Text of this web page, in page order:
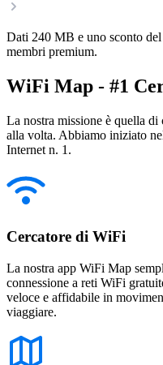
Dati 240 MB e uno sconto
membri premium.
WiFi Map - #1
La nostra missione è quella
alla volta. Abbiamo iniziato
Internet n. 1.
Cercatore di WiFi
La nostra app WiFi Map
connessione a reti WiFi
veloce e affidabile in
viaggiare.